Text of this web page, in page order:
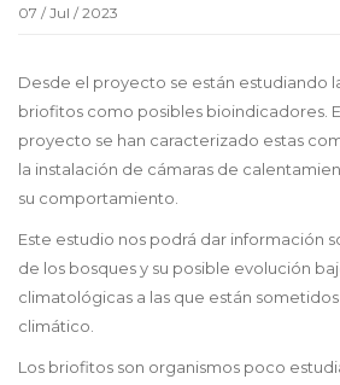
07 / Jul / 2023
Desde el proyecto se están estudiando
briofitos como posibles bioindicadores.
proyecto se han caracterizado estas
la instalación de cámaras de
su comportamiento.
Este estudio nos podrá dar información
de los bosques y su posible evolución
climatológicas a las que están
climático.
Los briofitos son organismos poco